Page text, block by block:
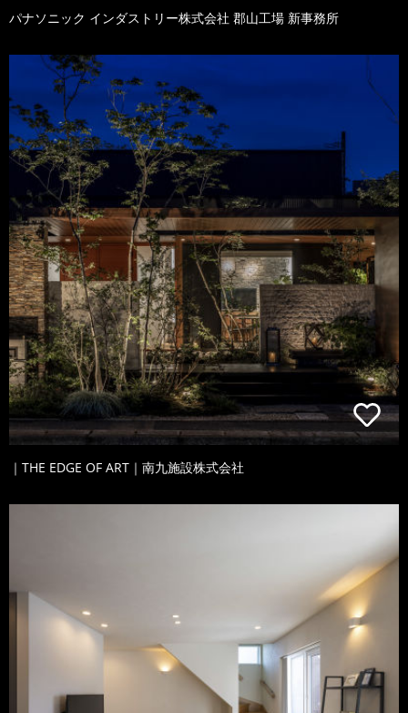
パナソニック インダストリー株式会社 郡山工場 新事務所
｜THE EDGE OF ART｜南九施設株式会社